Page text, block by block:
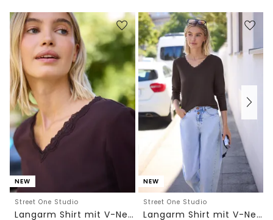
NEW
Street One Studio
Langarm Shirt mit V-Neck und Spitze
NEW
Street One Studio
Langarm Shirt mit V-Neck und Spitze